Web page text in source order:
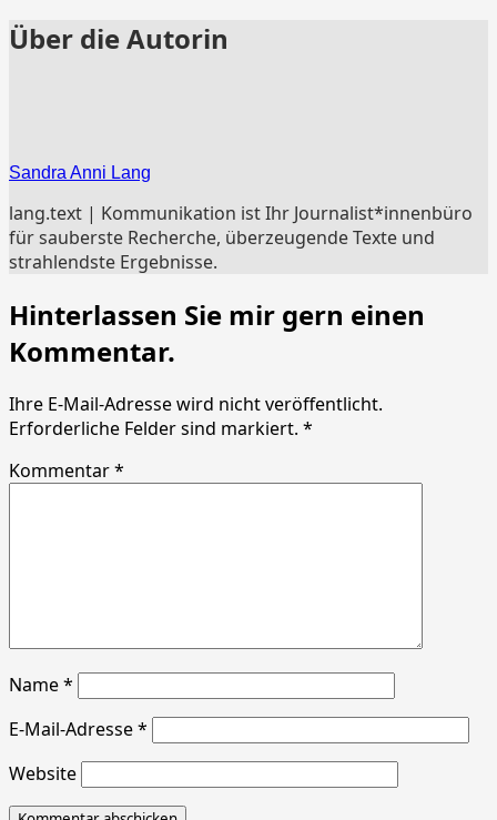
Über die Autorin
Sandra Anni Lang
lang.text | Kommunikation ist Ihr Journalist*innenbüro
für sauberste Recherche, überzeugende Texte und
strahlendste Ergebnisse.
Hinterlassen Sie mir gern einen
Kommentar.
Ihre E-Mail-Adresse wird nicht veröffentlicht.
Erforderliche Felder sind markiert. *
Kommentar *
Name*
E-Mail-Adresse*
Website